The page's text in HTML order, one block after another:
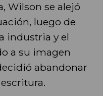
Wilson se alejó
luego de
industria y el
a su imagen
abandonar